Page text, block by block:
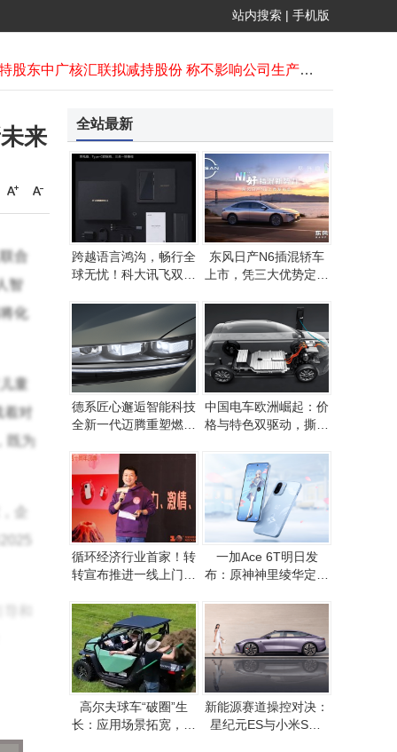
站内搜索 | 手机版
兴证期货等多家公司拟任高管通过2025年12月专业能力测试
虞仁荣再献教育公益新举措 无偿捐赠豪威集团3060万股助力高校发展
AI手机概念股降温 热门企业紧急澄清 哪些企业与豆包合作更紧密？
马斯克伴侣希文·齐里斯：半印度血统的AI专家，与他育有多名子女
投资市场变革下：以退费为契机 推动服务响应体系全面升级
来
合
智
化
童
对
既为
企
和
精
全站最新
跨越语言鸿沟，畅行全
球无忧！科大讯飞双屏
东风日产N6插混轿车
上市，凭三大优势定义
德系匠心邂逅智能科技
全新一代迈腾重塑燃油
中国电车欧洲崛起：价
格与特色双驱动，撕开
循环经济行业首家！转
转宣布推进一线上门回
一加Ace 6T明日发
布：原神神里绫华定制
高尔夫球车“破圈”生
长：应用场景拓宽，全
新能源赛道操控对决：
星纪元ES与小米SU7